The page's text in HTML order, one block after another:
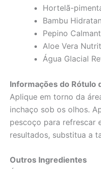
Hortelã-
Bambu
Pepino
Aloe Vera
Água Glacial
Informações do Rótulo
Aplique em torno da
inchaço sob os olhos.
pescoço para refrescar
resultados, substitua a
Outros Ingredientes